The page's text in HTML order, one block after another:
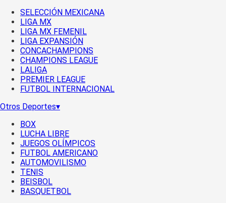
SELECCIÓN MEXICANA
LIGA MX
LIGA MX FEMENIL
LIGA EXPANSIÓN
CONCACHAMPIONS
CHAMPIONS LEAGUE
LALIGA
PREMIER LEAGUE
FUTBOL INTERNACIONAL
Otros Deportes▾
BOX
LUCHA LIBRE
JUEGOS OLÍMPICOS
FUTBOL AMERICANO
AUTOMOVILISMO
TENIS
BEISBOL
BASQUETBOL